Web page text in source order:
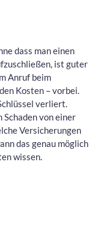
dass man einen
ist guter
Anruf beim
Kosten – vorbei.
verliert.
Schaden von einer
Versicherungen
das genau möglich
wissen.